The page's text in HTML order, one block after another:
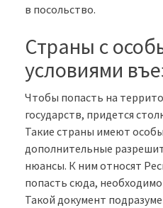
в посольство.
Страны с
условиями
Чтобы попасть на
государств, придется
Такие страны имеют
дополнительные
нюансы. К ним относят
попасть сюда,
Такой документ